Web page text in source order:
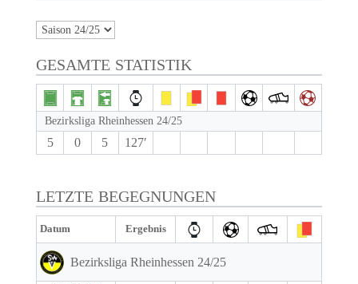
GESAMTE STATISTIK
Bezirksliga Rheinhessen 24/25
5 0 5 127′
LETZTE BEGEGNUNGEN
Datum Ergebnis
Bezirksliga Rheinhessen 24/25